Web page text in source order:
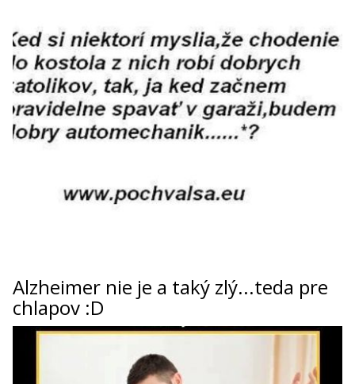
Alzheimer nie je a taký zlý...teda pre
chlapov :D